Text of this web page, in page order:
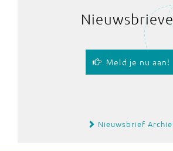
Meld je nu aan!
Nieuwsbrief